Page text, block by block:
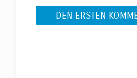
DEN ERSTEN